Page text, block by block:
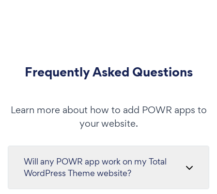
Frequently Asked Questions
Learn more about how to add POWR apps to
your website.
Will any POWR app work on my Total
WordPress Theme website?